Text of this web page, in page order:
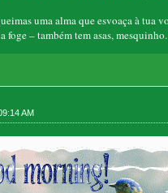
uma alma que esvoaça à tua
– também tem asas, mesquinho.
AM